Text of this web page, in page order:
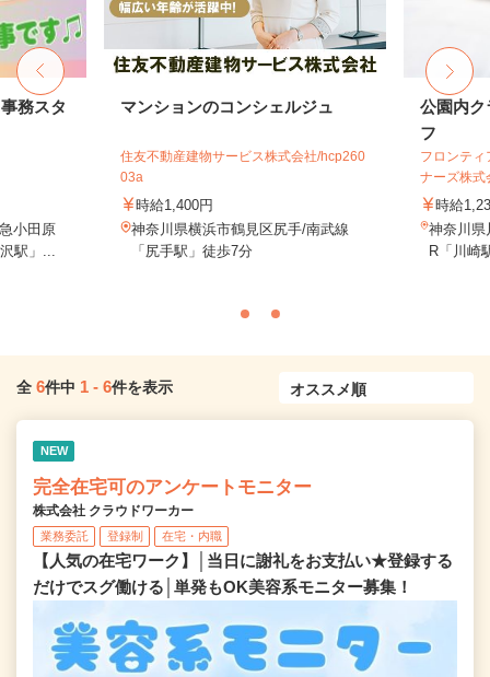
務スタ
小田原
駅」...
マンションのコンシェルジュ
住友不動産建物サービス株式会社/hcp260
03a
時給1,400円
神奈川県横浜市鶴見区尻手/南武線
「尻手駅」徒歩7分
公園内ク
フ
フロンテ
ナーズ株式
時給
神奈川県
R「川崎
全 6件中 1 - 6件を表示
NEW
完全在宅可のアンケートモニター
株式会社 クラウドワーカー
業務委託 登録制 在宅・内職
【人気の在宅ワーク】│当日に謝礼をお支払い★登録する
だけでスグ働ける│単発もOK美容系モニター募集！